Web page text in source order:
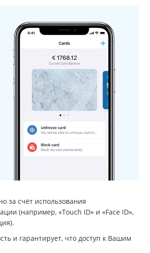
счёт использования
(например, «Touch ID» и «Face ID»,
и гарантирует, что доступ к Вашим